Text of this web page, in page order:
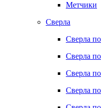
Метчики
Сверла
Сверла
Сверла
Сверла
Сверла